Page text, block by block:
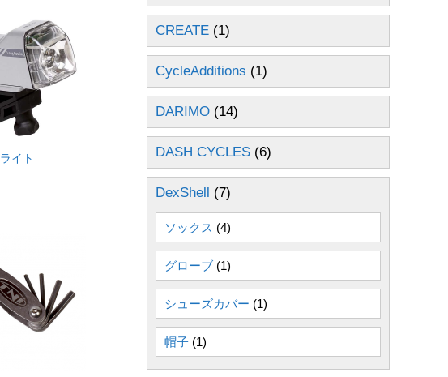
ライト
CREATE (1)
CycleAdditions (1)
DARIMO (14)
DASH CYCLES (6)
DexShell (7)
ソックス (4)
グローブ (1)
シューズカバー (1)
帽子 (1)